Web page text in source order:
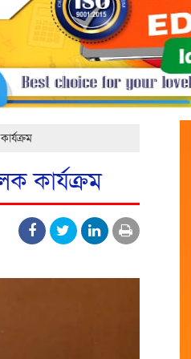
কার্যক্রম